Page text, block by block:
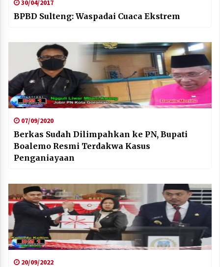
30/04/2017
BPBD Sulteng: Waspadai Cuaca Ekstrem
07/09/2020
Berkas Sudah Dilimpahkan ke PN, Bupati
Boalemo Resmi Terdakwa Kasus
Penganiayaan
20/09/2022